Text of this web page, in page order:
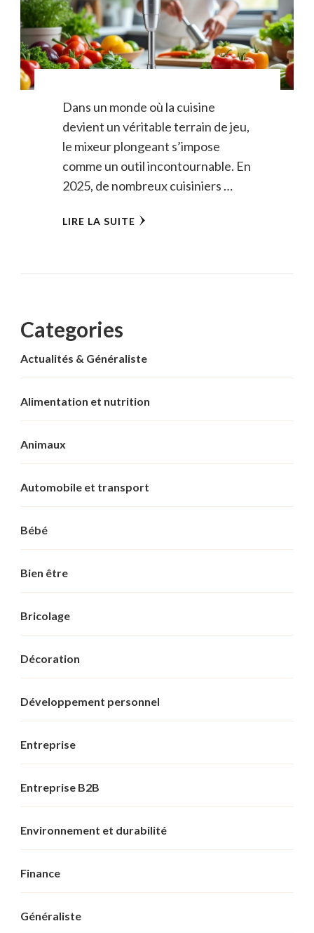
Dans un monde où la cuisine
devient un véritable terrain de jeu,
le mixeur plongeant s’impose
comme un outil incontournable. En
2025, de nombreux cuisiniers …
LIRE LA SUITE
Categories
Actualités & Généraliste
Alimentation et nutrition
Animaux
Automobile et transport
Bébé
Bien être
Bricolage
Décoration
Développement personnel
Entreprise
Entreprise B2B
Environnement et durabilité
Finance
Généraliste